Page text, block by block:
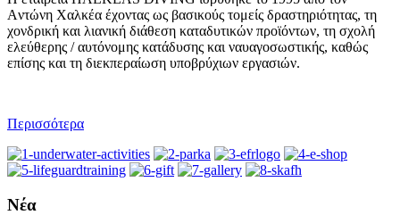
Aντώνη Xαλκέα έχοντας ως βασικούς τομείς δραστηριότητας, τη
χονδρική και λιανική διάθεση καταδυτικών προϊόντων, τη σχολή
ελεύθερης / αυτόνομης κατάδυσης και ναυαγοσωστικής, καθώς
επίσης και τη διεκπεραίωση υποβρύχιων εργασιών.
Περισσότερα
Νέα